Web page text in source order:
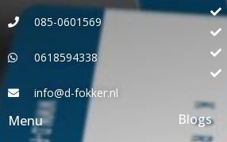
085-0601569
0618594338
info@d-fokker.nl
Menu Blogs